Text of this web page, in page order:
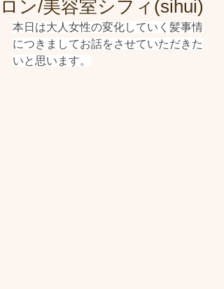
ロン/美容室シフィ(sihui)
本日は大人女性の変化していく髪事情
につきましてお話をさせていただきた
いと思います。